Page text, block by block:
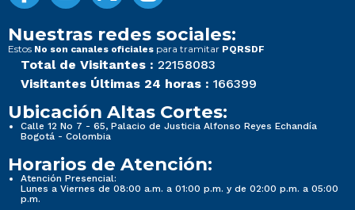
Nuestras redes sociales:
Estos No son canales oficiales para tramitar PQRSDF
Total de Visitantes : 22158083
Visitantes Últimas 24 horas : 166399
Ubicación Altas Cortes:
Calle 12 No 7 - 65, Palacio de Justicia Alfonso Reyes Echandía
Bogotá - Colombia
Horarios de Atención:
Atención Presencial:
Lunes a Viernes de 08:00 a.m. a 01:00 p.m. y de 02:00 p.m. a 05:00
p.m.